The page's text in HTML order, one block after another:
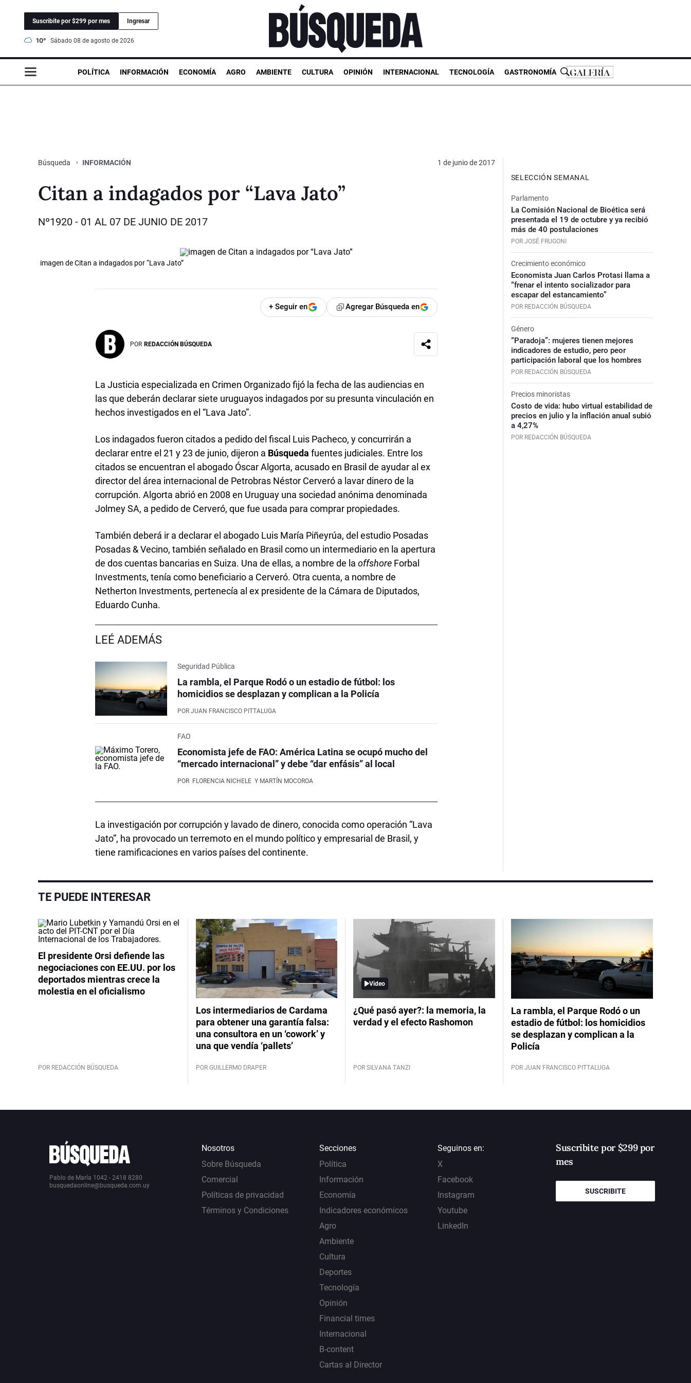
Suscribite por $299 por mes Ingresar
10° sábado 08 de agosto de 2026
POLÍTICA INFORMACIÓN ECONOMÍA AGRO AMBIENTE CULTURA OPINIÓN INTERNACIONAL TECNOLOGÍA GASTRONOMÍA
Búsqueda INFORMACIÓN 1 de junio de 2017
Citan a indagados por “Lava Jato”
Nº1920 - 01 AL 07 DE JUNIO DE 2017
imagen de Citan a indagados por “Lava Jato”
+ Seguir en Agregar Búsqueda en
POR REDACCIÓN BÚSQUEDA
La Justicia especializada en Crimen Organizado fijó la fecha de las audiencias en
las que deberán declarar siete uruguayos indagados por su presunta vinculación en
hechos investigados en el “Lava Jato”.
Los indagados fueron citados a pedido del fiscal Luis Pacheco, y concurrirán a
declarar entre el 21 y 23 de junio, dijeron a Búsqueda fuentes judiciales. Entre los
citados se encuentran el abogado Óscar Algorta, acusado en Brasil de ayudar al ex
director del área internacional de Petrobras Néstor Cerveró a lavar dinero de la
corrupción. Algorta abrió en 2008 en Uruguay una sociedad anónima denominada
Jolmey SA, a pedido de Cerveró, que fue usada para comprar propiedades.
También deberá ir a declarar el abogado Luis María Piñeyrúa, del estudio Posadas
Posadas & Vecino, también señalado en Brasil como un intermediario en la apertura
de dos cuentas bancarias en Suiza. Una de ellas, a nombre de laoff­shore Forbal
Investments, tenía como beneficiario a Cerveró. Otra cuenta, a nombre de
Netherton Investments, pertenecía al ex presidente de la Cámara de Diputados,
Eduardo Cunha.
LEÉ ADEMÁS
Seguridad Pública
La rambla, el Parque Rodó o un estadio de fútbol: los
homicidios se desplazan y complican a la Policía
POR JUAN FRANCISCO PITTALUGA
FAO
Economista jefe de FAO: América Latina se ocupó mucho del
“mercado internacional” y debe “dar enfásis” al local
POR FLORENCIA NICHELE Y MARTÍN MOCOROA
La investigación por corrupción y lavado de dinero, conocida como operación “Lava
Jato”, ha provocado un terremoto en el mundo político y empresarial de Brasil, y
tiene ramificaciones en varios países del continente.
SELECCIÓN SEMANAL
Parlamento
La Comisión Nacional de Bioética será
presentada el 19 de octubre y ya recibió
más de 40 postulaciones
POR JOSÉ FRUGONI
Crecimiento económico
Economista Juan Carlos Protasi llama a
“frenar el intento socializador para
escapar del estancamiento”
POR REDACCIÓN BÚSQUEDA
Género
“Paradoja”: mujeres tienen mejores
indicadores de estudio, pero peor
participación laboral que los hombres
POR REDACCIÓN BÚSQUEDA
Precios minoristas
Costo de vida: hubo virtual estabilidad de
precios en julio y la inflación anual subió
a 4,27%
POR REDACCIÓN BÚSQUEDA
TE PUEDE INTERESAR
El presidente Orsi defiende las
negociaciones con EE.UU. por los
deportados mientras crece la
molestia en el oficialismo
POR REDACCIÓN BÚSQUEDA
Los intermediarios de Cardama
para obtener una garantía falsa:
una consultora en un ‘cowork’ y
una que vendía ‘pallets’
POR GUILLERMO DRAPER
Video
¿Qué pasó ayer?: la memoria, la
verdad y el efecto Rashomon
POR SILVANA TANZI
La rambla, el Parque Rodó o un
estadio de fútbol: los homicidios
se desplazan y complican a la
Policía
POR JUAN FRANCISCO PITTALUGA
Pablo de María 1042 - 2418 8280
busquedaonline@busqueda.com.uy
Nosotros
Sobre Búsqueda
Comercial
Políticas de privacidad
Términos y Condiciones
Secciones
Política
Información
Economía
Indicadores económicos
Agro
Ambiente
Cultura
Deportes
Tecnología
Opinión
Financial times
Internacional
B-content
Cartas al Director
Seguinos en:
X
Facebook
Instagram
Youtube
LinkedIn
Suscribite por $299 por
mes
SUSCRIBITE